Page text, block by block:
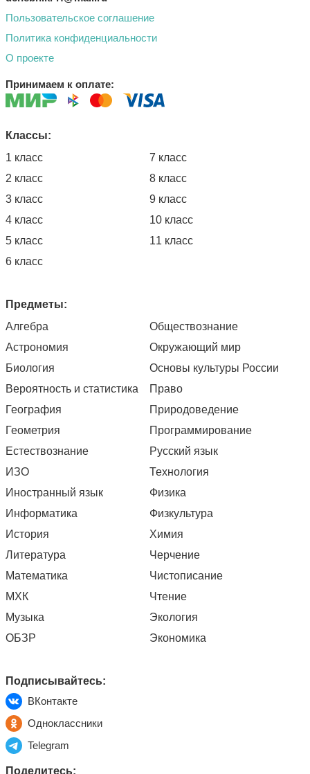
Пользовательское соглашение
Политика конфиденциальности
О проекте
Принимаем к оплате:
Классы:
1 класс
2 класс
3 класс
4 класс
5 класс
6 класс
7 класс
8 класс
9 класс
10 класс
11 класс
Предметы:
Алгебра
Астрономия
Биология
Вероятность и статистика
География
Геометрия
Естествознание
ИЗО
Иностранный язык
Информатика
История
Литература
Математика
МХК
Музыка
ОБЗР
Обществознание
Окружающий мир
Основы культуры России
Право
Природоведение
Программирование
Русский язык
Технология
Физика
Физкультура
Химия
Черчение
Чистописание
Чтение
Экология
Экономика
Подписывайтесь:
ВКонтакте
Одноклассники
Telegram
Поделитесь: